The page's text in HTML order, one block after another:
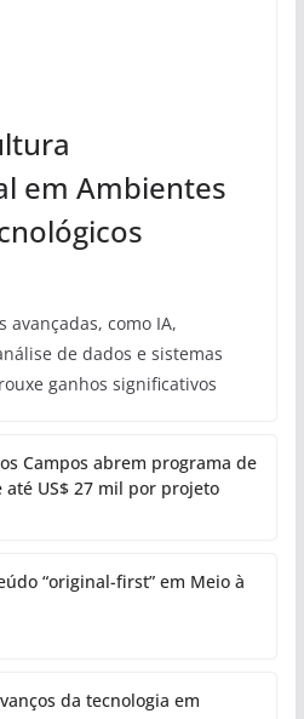
em Ambientes
avançadas, como IA,
de dados e sistemas
ganhos significativos
Campos abrem programa de
US$ 27 mil por projeto
“original-first” em Meio à
da tecnologia em